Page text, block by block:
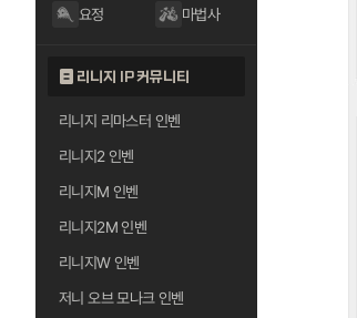
요정 마법사
리니지 IP 커뮤니티
리니지 리마스터 인벤
리니지2 인벤
리니지M 인벤
리니지2M 인벤
리니지W 인벤
저니 오브 모나크 인벤